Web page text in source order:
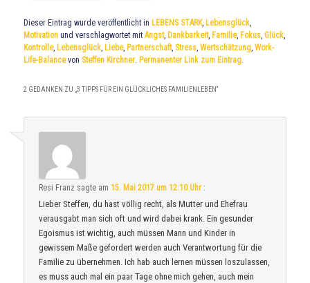
Dieser Eintrag wurde veröffentlicht in LEBENS STARK, Lebensglück,
Motivation und verschlagwortet mitAngst, Dankbarkeit, Familie, Fokus,Glück,
Kontrolle, Lebensglück, Liebe, Partnerschaft, Stress,Wertschätzung,Work-
Life-Balancevon Steffen Kirchner. Permanenter Link zum Eintrag.
2 GEDANKEN ZU „3 TIPPS FÜR EIN GLÜCKLICHES FAMILIENLEBEN“
Resi Franz sagte am 15. Mai 2017 um 12:10 Uhr :
Lieber Steffen, du hast völlig recht, als Mutter und Ehefrau
verausgabt man sich oft und wird dabei krank. Ein gesunder
Egoismus ist wichtig, auch müssen Mann und Kinder in
gewissem Maße gefordert werden auch Verantwortung für die
Familie zu übernehmen. Ich hab auch lernen müssen loszulassen,
es muss auch mal ein paar Tage ohne mich gehen, auch mein